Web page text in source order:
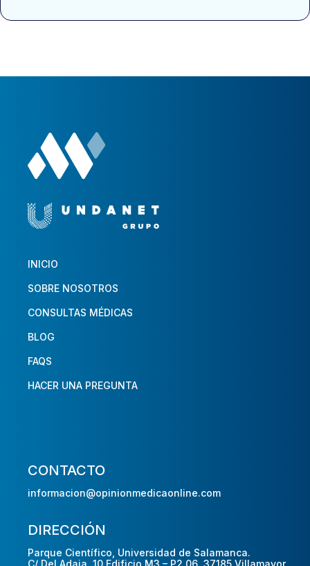
INICIO
SOBRE NOSOTROS
CONSULTAS MÉDICAS
BLOG
FAQS
HACER UNA PREGUNTA
CONTACTO
informacion@opinionmedicaonline.com
DIRECCIÓN
Parque Científico, Universidad de Salamanca.
C/ Del Adaja, 10 Edificio M3 – P2 06, 37185 Villamayor,